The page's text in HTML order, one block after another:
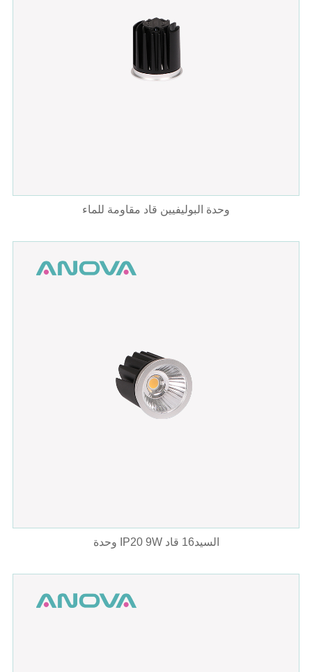
وحدة البوليفيين قاد مقاومة للماء
وحدة IP20 9W السيد16 قاد